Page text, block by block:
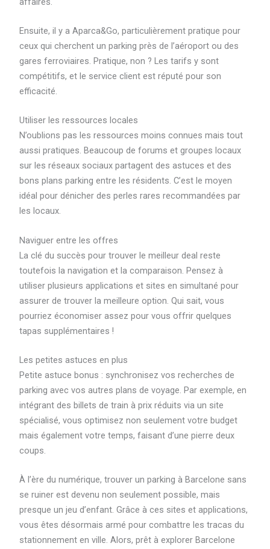
Ensuite, il y a Aparca&Go, particulièrement pratique pour
ceux qui cherchent un parking près de l’aéroport ou des
gares ferroviaires. Pratique, non ? Les tarifs y sont
compétitifs, et le service client est réputé pour son
efficacité.
Utiliser les ressources locales
N’oublions pas les ressources moins connues mais tout
aussi pratiques. Beaucoup de forums et groupes locaux
sur les réseaux sociaux partagent des astuces et des
bons plans parking entre les résidents. C’est le moyen
idéal pour dénicher des perles rares recommandées par
les locaux.
Naviguer entre les offres
La clé du succès pour trouver le meilleur deal reste
toutefois la navigation et la comparaison. Pensez à
utiliser plusieurs applications et sites en simultané pour
assurer de trouver la meilleure option. Qui sait, vous
pourriez économiser assez pour vous offrir quelques
tapas supplémentaires !
Les petites astuces en plus
Petite astuce bonus : synchronisez vos recherches de
parking avec vos autres plans de voyage. Par exemple, en
intégrant des billets de train à prix réduits via un site
spécialisé, vous optimisez non seulement votre budget
mais également votre temps, faisant d’une pierre deux
coups.
À l’ère du numérique, trouver un parking à Barcelone sans
se ruiner est devenu non seulement possible, mais
presque un jeu d’enfant. Grâce à ces sites et applications,
vous êtes désormais armé pour combattre les tracas du
stationnement en ville. Alors, prêt à explorer Barcelone